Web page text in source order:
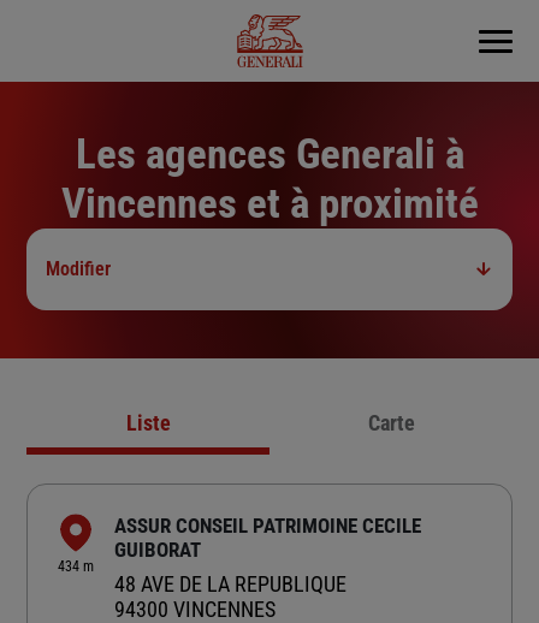
Menu
Les agences Generali à
Vincennes et à proximité
Modifier
Liste Carte
434 m
ASSUR CONSEIL PATRIMOINE CECILE
GUIBORAT
48 AVE DE LA REPUBLIQUE
94300 VINCENNES